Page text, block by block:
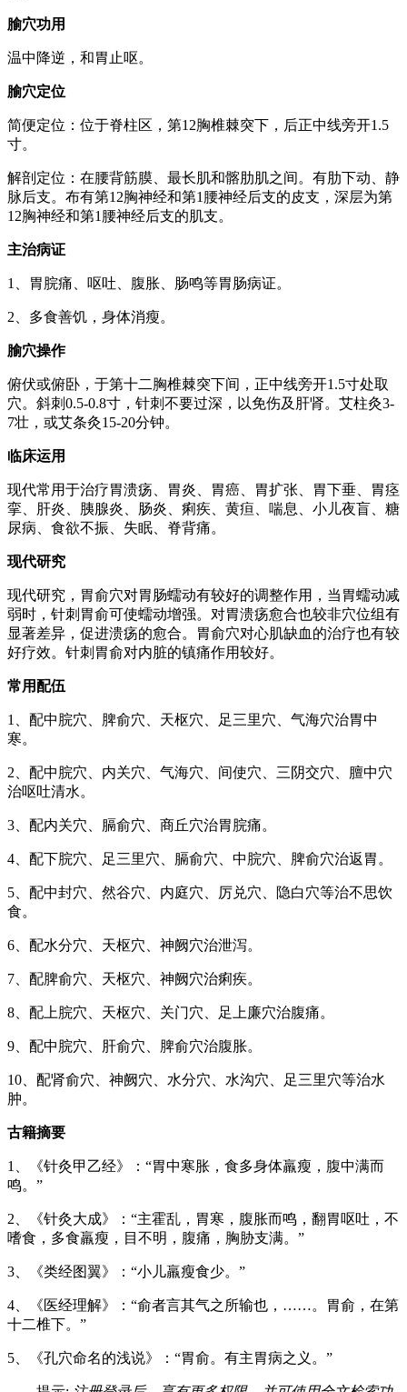
腧穴功用
温中降逆，和胃止呕。
腧穴定位
简便定位：位于脊柱区，第12胸椎棘突下，后正中线旁开1.5
寸。
解剖定位：在腰背筋膜、最长肌和髂肋肌之间。有肋下动、静
脉后支。布有第12胸神经和第1腰神经后支的皮支，深层为第
12胸神经和第1腰神经后支的肌支。
主治病证
1、胃脘痛、呕吐、腹胀、肠鸣等胃肠病证。
2、多食善饥，身体消瘦。
腧穴操作
俯伏或俯卧，于第十二胸椎棘突下间，正中线旁开1.5寸处取
穴。斜刺0.5-0.8寸，针刺不要过深，以免伤及肝肾。艾柱灸3-
7壮，或艾条灸15-20分钟。
临床运用
现代常用于治疗胃溃疡、胃炎、胃癌、胃扩张、胃下垂、胃痉
挛、肝炎、胰腺炎、肠炎、痢疾、黄疸、喘息、小儿夜盲、糖
尿病、食欲不振、失眠、脊背痛。
现代研究
现代研究，胃俞穴对胃肠蠕动有较好的调整作用，当胃蠕动减
弱时，针刺胃俞可使蠕动增强。对胃溃疡愈合也较非穴位组有
显著差异，促进溃疡的愈合。胃俞穴对心肌缺血的治疗也有较
好疗效。针刺胃俞对内脏的镇痛作用较好。
常用配伍
1、配中脘穴、脾俞穴、天枢穴、足三里穴、气海穴治胃中
寒。
2、配中脘穴、内关穴、气海穴、间使穴、三阴交穴、膻中穴
治呕吐清水。
3、配内关穴、膈俞穴、商丘穴治胃脘痛。
4、配下脘穴、足三里穴、膈俞穴、中脘穴、脾俞穴治返胃。
5、配中封穴、然谷穴、内庭穴、厉兑穴、隐白穴等治不思饮
食。
6、配水分穴、天枢穴、神阙穴治泄泻。
7、配脾俞穴、天枢穴、神阙穴治痢疾。
8、配上脘穴、天枢穴、关门穴、足上廉穴治腹痛。
9、配中脘穴、肝俞穴、脾俞穴治腹胀。
10、配肾俞穴、神阙穴、水分穴、水沟穴、足三里穴等治水
肿。
古籍摘要
1、《针灸甲乙经》：“胃中寒胀，食多身体羸瘦，腹中满而
鸣。”
2、《针灸大成》：“主霍乱，胃寒，腹胀而鸣，翻胃呕吐，不
嗜食，多食羸瘦，目不明，腹痛，胸胁支满。”
3、《类经图翼》：“小儿羸瘦食少。”
4、《医经理解》：“俞者言其气之所输也，……。胃俞，在第
十二椎下。”
5、《孔穴命名的浅说》：“胃俞。有主胃病之义。”